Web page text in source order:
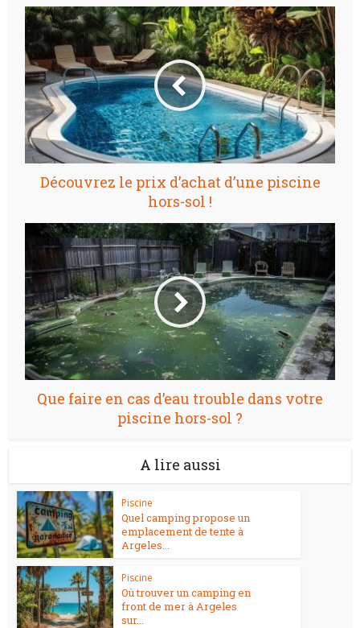
Découvrez le prix d’achat d’une piscine
hors-sol !
Que faire en cas d’eau trouble dans votre
piscine hors-sol ?
A lire aussi
Piscine
Quel camping propose un
emplacement de tente à
Argeles...
Piscine
Où trouver un camping en
front de mer à Argeles
sur...